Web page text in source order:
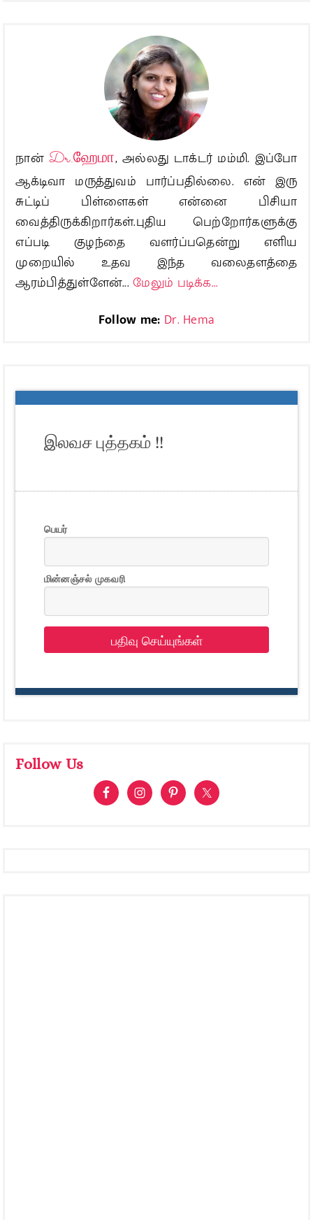
நான்Dr.ஹேமா, அல்லது டாக்டர் மம்மி. இப்போ
ஆக்டிவா மருத்துவம் பார்ப்பதில்லை. என் இரு
சுட்டிப் பிள்ளைகள் என்னை பிசியா
வைத்திருக்கிறார்கள்.புதிய பெற்றோர்களுக்கு
எப்படி குழந்தை வளர்ப்பதென்று எளிய
முறையில் உதவ இந்த வலைதளத்தை
ஆரம்பித்துள்ளேன்...மேலும் படிக்க...
Follow me: Dr. Hema
இலவச புத்தகம் !!
பெயர்
மின்னஞ்சல் முகவரி
பதிவு செய்யுங்கள்
Follow Us